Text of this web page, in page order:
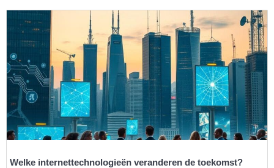
Welke internettechnologieën veranderen de toekomst?